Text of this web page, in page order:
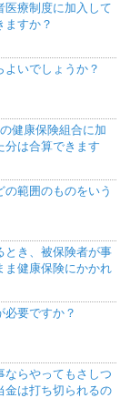
医療制度に加入して
ますか？
いでしょうか？
健康保険組合に加
分は合算できます
範囲のものをいう
とき、被保険者が事
ま健康保険にかかれ
要ですか？
ならやってもさしつ
金は打ち切られるの